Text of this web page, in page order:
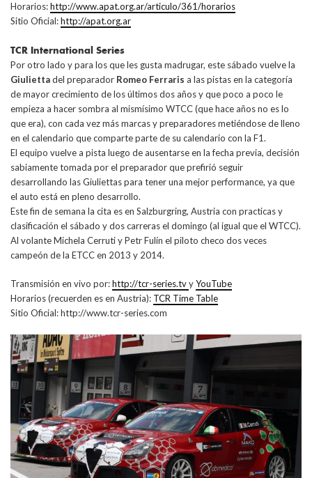
Horarios:http://www.apat.org.ar/articulo/361/horarios
Sitio Oficial:http://apat.org.ar
TCR International Series
Por otro lado y para los que les gusta madrugar, este sábado vuelve la
Giuliettadel preparador Romeo Ferraris a las pistas en la categoría
de mayor crecimiento de los últimos dos años y que poco a poco le
empieza a hacer sombra al mismísimo WTCC (que hace años no es lo
que era), con cada vez más marcas y preparadores metiéndose de lleno
en el calendario que comparte parte de su calendario con la F1.
El equipo vuelve a pista luego de ausentarse en la fecha previa, decisión
sabiamente tomada por el preparador que prefirió seguir
desarrollando las Giuliettas para tener una mejor performance, ya que
el auto está en pleno desarrollo.
Este fin de semana la cita es en Salzburgring, Austria con practicas y
clasificación el sábado y dos carreras el domingo (al igual que el WTCC).
Al volante Michela Cerruti y Petr Fulín el piloto checo dos veces
campeón de la ETCC en 2013 y 2014.
Transmisión en vivo por:http://tcr-series.tvyYouTube
Horarios (recuerden es en Austria): TCR Time Table
Sitio Oficial: http://www.tcr-series.com